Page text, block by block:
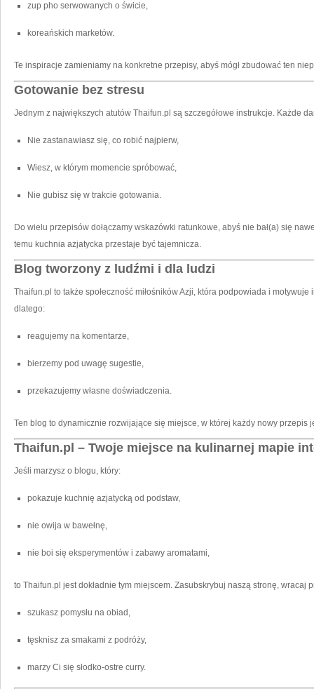
zup pho serwowanych o świcie,
koreańskich marketów.
Te inspiracje zamieniamy na konkretne przepisy, abyś mógł zbudować ten
Gotowanie bez stresu
Jednym z największych atutów Thaifun.pl są szczegółowe instrukcje. Każde
Nie zastanawiasz się, co robić najpierw,
Wiesz, w którym momencie spróbować,
Nie gubisz się w trakcie gotowania.
Do wielu przepisów dołączamy wskazówki ratunkowe, abyś nie bał(a) się
temu kuchnia azjatycka przestaje być tajemnicza.
Blog tworzony z ludźmi i dla ludzi
Thaifun.pl to także społeczność miłośników Azji, która podpowiada i
dlatego:
reagujemy na komentarze,
bierzemy pod uwagę sugestie,
przekazujemy własne doświadczenia.
Ten blog to dynamicznie rozwijające się miejsce, w której każdy nowy przepis
Thaifun.pl – Twoje miejsce na kulinarnej mapie
Jeśli marzysz o blogu, który:
pokazuje kuchnię azjatycką od podstaw,
nie owija w bawełnę,
nie boi się eksperymentów i zabawy aromatami,
to Thaifun.pl jest dokładnie tym miejscem. Zasubskrybuj naszą stronę, wracaj
szukasz pomysłu na obiad,
tęsknisz za smakami z podróży,
marzy Ci się słodko-ostre curry.